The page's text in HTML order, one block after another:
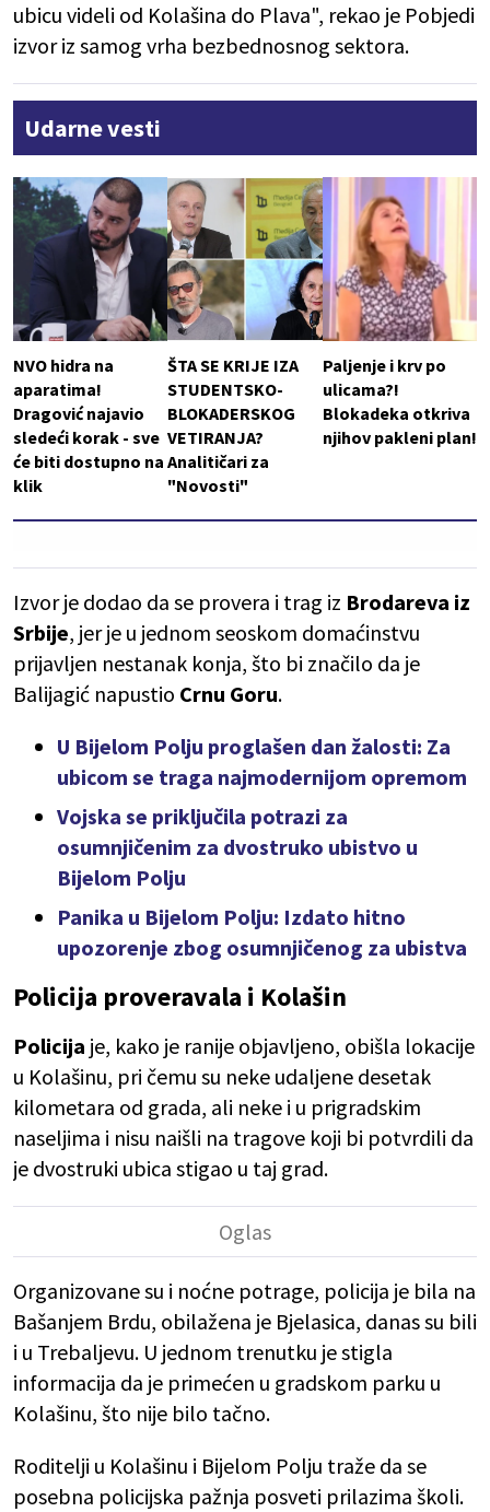
ubicu videli od Kolašina do Plava", rekao je Pobjedi
izvor iz samog vrha bezbednosnog sektora.
Udarne vesti
NVO hidra na
aparatima!
Dragović najavio
sledeći korak - sve
će biti dostupno na
klik
ŠTA SE KRIJE IZA
STUDENTSKO-
BLOKADERSKOG
VETIRANJA?
Analitičari za
"Novosti"
Paljenje i krv po
ulicama?!
Blokadeka otkriva
njihov pakleni plan!
Izvor je dodao da se provera i trag iz Brodareva iz
Srbije, jer je u jednom seoskom domaćinstvu
prijavljen nestanak konja, što bi značilo da je
Balijagić napustio Crnu Goru.
U Bijelom Polju proglašen dan žalosti: Za
ubicom se traga najmodernijom opremom
Vojska se priključila potrazi za
osumnjičenim za dvostruko ubistvo u
Bijelom Polju
Panika u Bijelom Polju: Izdato hitno
upozorenje zbog osumnjičenog za ubistva
Policija proveravala i Kolašin
Policija je, kako je ranije objavljeno, obišla lokacije
u Kolašinu, pri čemu su neke udaljene desetak
kilometara od grada, ali neke i u prigradskim
naseljima i nisu naišli na tragove koji bi potvrdili da
je dvostruki ubica stigao u taj grad.
Organizovane su i noćne potrage, policija je bila na
Bašanjem Brdu, obilažena je Bjelasica, danas su bili
i u Trebaljevu. U jednom trenutku je stigla
informacija da je primećen u gradskom parku u
Kolašinu, što nije bilo tačno.
Roditelji u Kolašinu i Bijelom Polju traže dа se
posebna policijska pažnja posveti prilazima školi.